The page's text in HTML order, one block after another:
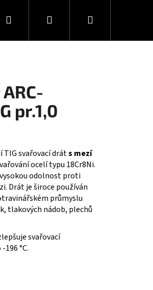
KONTAKTY
Hledat PřihlášeníNákupní
pr.1,0
TIG svařovací dráts mezí
ocelí typu 18Cr8Ni.
odolnost proti
Drát je široce používán
průmyslu
tlakových nádob, plechů
svařovací
°C.
Následující